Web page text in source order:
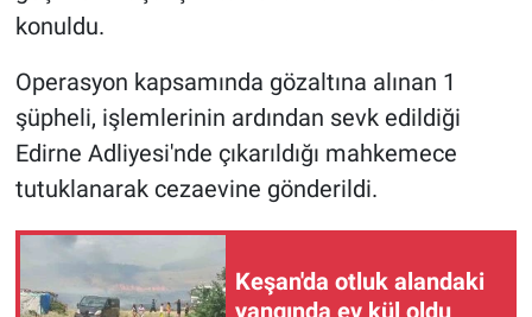
konuldu.
Operasyon kapsamında gözaltına alınan 1
şüpheli, işlemlerinin ardından sevk edildiği
Edirne Adliyesi'nde çıkarıldığı mahkemece
tutuklanarak cezaevine gönderildi.
Keşan'da otluk alandaki
yangında ev kül oldu